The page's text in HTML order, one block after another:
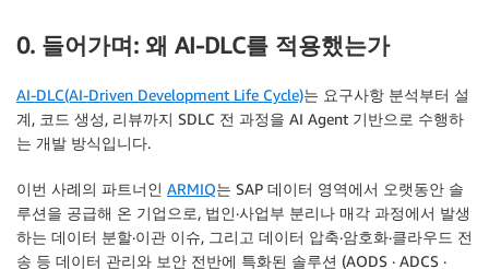
0. 들어가며: 왜 AI-DLC를 적용했는가
AI-DLC(AI-Driven Development Life Cycle)는 요구사항 분석부터 설
계, 코드 생성, 리뷰까지 SDLC 전 과정을 AI Agent 기반으로 수행하
는 개발 방식입니다.
이번 사례의 파트너인 ARMIQ는 SAP 데이터 영역에서 오랫동안 솔
루션을 공급해 온 기업으로, 법인·사업부 분리나 매각 과정에서 발생
하는 데이터 분할·이관 이슈, 그리고 데이터 압축·암호화·클라우드 전
송 등 데이터 관리와 보안 전반에 특화된 솔루션 (AODS · ADCS ·